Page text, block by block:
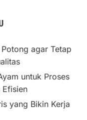
agar Tetap
untuk Proses
yang Bikin Kerja